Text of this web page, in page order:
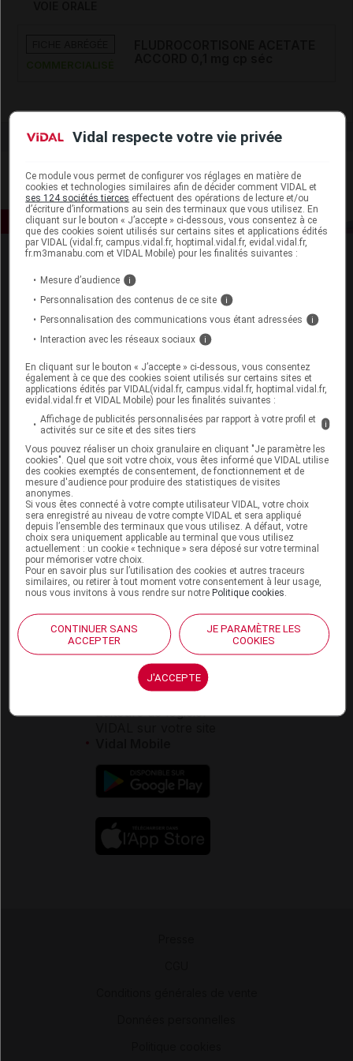
Espace produit
Boutique
VIDAL Expert
VIDAL Hoptimal
eVIDAL
VIDAL Mobile
VIDAL widget
VIDAL Sécurisation
VIDAL e-Services
Espace institutionnel
Qui sommes-nous ?
VIDAL France
Carrières
Charte éthique et
déontologique
Service client
Contact
Espace partenaires
Éditeurs de logiciel
Vidal respecte votre vie privée
Ce module vous permet de configurer vos réglages en matière de
cookies et technologies similaires afin de décider comment VIDAL et
ses 124 sociétés tierces effectuent des opérations de lecture et/ou
d’écriture d’informations au sein des terminaux que vous utilisez. En
cliquant sur le bouton « J’accepte » ci-dessous, vous consentez à ce
que des cookies soient utilisés sur certains sites et applications édités
par VIDAL (vidal.fr, campus.vidal.fr, hoptimal.vidal.fr, evidal.vidal.fr,
fr.m3manabu.com et VIDAL Mobile) pour les finalités suivantes :
Mesure d’audience i
Personnalisation des contenus de ce site i
Personnalisation des communications vous étant adressées i
Interaction avec les réseaux sociaux i
En cliquant sur le bouton « J’accepte » ci-dessous, vous consentez
également à ce que des cookies soient utilisés sur certains sites et
applications édités par VIDAL(vidal.fr, campus.vidal.fr, hoptimal.vidal.fr,
evidal.vidal.fr et VIDAL Mobile) pour les finalités suivantes :
Affichage de publicités personnalisées par rapport à votre profil et
activités sur ce site et des sites tiers
i
Vous pouvez réaliser un choix granulaire en cliquant "Je paramètre les
cookies". Quel que soit votre choix, vous êtes informé que VIDAL utilise
des cookies exemptés de consentement, de fonctionnement et de
mesure d'audience pour produire des statistiques de visites
anonymes.
Si vous êtes connecté à votre compte utilisateur VIDAL, votre choix
sera enregistré au niveau de votre compte VIDAL et sera appliqué
depuis l’ensemble des terminaux que vous utilisez. A défaut, votre
choix sera uniquement applicable au terminal que vous utilisez
actuellement : un cookie « technique » sera déposé sur votre terminal
pour mémoriser votre choix.
Pour en savoir plus sur l’utilisation des cookies et autres traceurs
similaires, ou retirer à tout moment votre consentement à leur usage,
nous vous invitons à vous rendre sur notrePolitique cookies
CONTINUER SANS
ACCEPTER
JE PARAMÈTRE LES
COOKIES
J'ACCEPTE